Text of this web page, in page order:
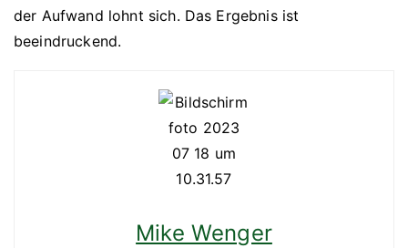
der Aufwand lohnt sich. Das Ergebnis ist
beeindruckend.
Mike Wenger